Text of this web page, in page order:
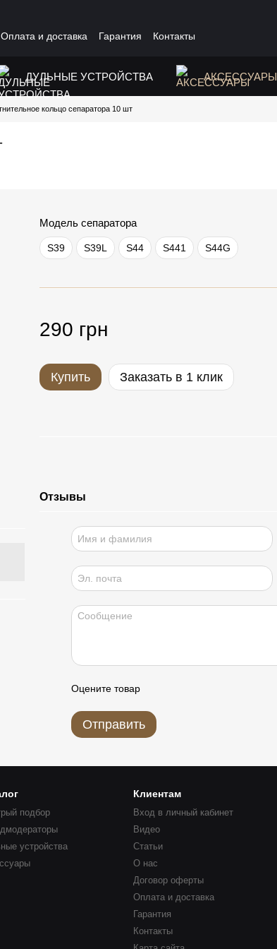
Оплата и доставка Гарантия Контакты
ДУЛЬНЫЕ УСТРОЙСТВА АКСЕССУАРЫ
кольцо сепаратора 10 шт
Модель сепаратора
S39 S39L S44 S441 S44G
290 грн
Купить Заказать в 1 клик
Отзывы
Оцените товар
Отправить
подбор
устройства
Клиентам
Вход в личный кабинет
Видео
Статьи
О нас
Договор оферты
Оплата и доставка
Гарантия
Контакты